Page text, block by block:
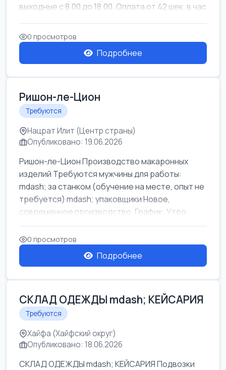
выходные с 8.00 до 18.00. Оплата от 42 шек. в час
0 просмотров
Подробнее
Ришон-ле-Цион
Требуются
Нацрат Илит (Центр страны)
Опубликовано: 19.06.2026
Ришон-ле-Цион Производство макаронных
изделий Требуются мужчины для работы:
mdash; за станком (обучение на месте, опыт не
требуется) mdash; упаковщики Новое,
современное производство. График: Утро
mda...
0 просмотров
Подробнее
СКЛАД ОДЕЖДЫ mdash; КЕЙСАРИЯ
Требуются
Хайфа (Хайфский округ)
Опубликовано: 18.06.2026
СКЛАД ОДЕЖДЫ mdash; КЕЙСАРИЯ Подвозки